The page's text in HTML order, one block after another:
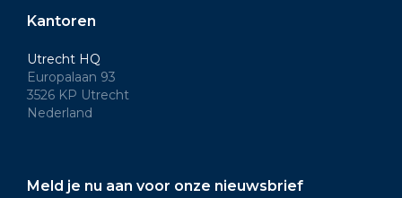
Kantoren
Utrecht HQ
Europalaan 93
3526 KP Utrecht
Nederland
Meld je nu aan voor onze nieuwsbrief